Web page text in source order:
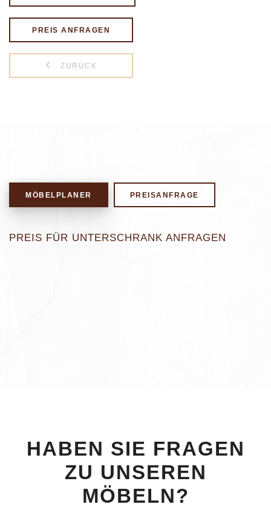
PREIS ANFRAGEN
ZURÜCK
MÖBELPLANER PREISANFRAGE
PREIS FÜR UNTERSCHRANK ANFRAGEN
HABEN SIE FRAGEN
ZU UNSEREN
MÖBELN?